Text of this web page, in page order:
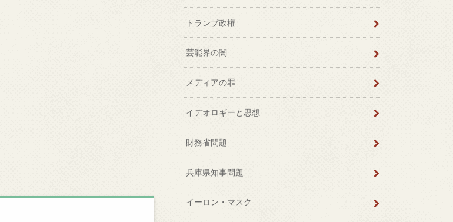
トランプ政権
芸能界の闇
メディアの罪
イデオロギーと思想
財務省問題
兵庫県知事問題
イーロン・マスク